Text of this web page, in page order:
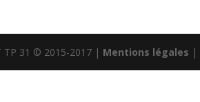
TP 31 © 2015-2017 | Mentions légales |